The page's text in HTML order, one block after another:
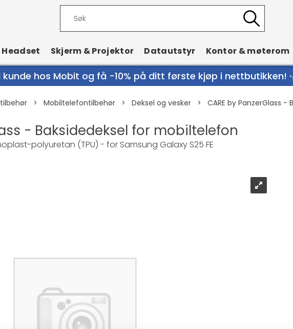
Headset Skjerm & Projektor Datautstyr Kontor & møterom
kunde hos Mobit og få -10% på ditt første kjøp i nettbutikken!
> Mobiltelefontilbehør > Deksel og vesker > CARE by PanzerGlass
- Baksidedeksel for mobiltelefon
polyuretan (TPU) - for Samsung Galaxy S25 FE